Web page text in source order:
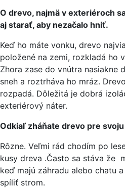
O drevo, najmä v exteriéroch
aj starať, aby nezačalo hniť.
Keď ho máte vonku, drevo
položené na zemi, rozkladá ho
Zhora zase do vnútra nasiakne
sneh a roztrháva ho mráz.
rozpadá. Dôležitá je dobrá
exteriérový náter.
Odkiaľ zháňate drevo pre
Rôzne. Veľmi rád chodím po
kusy dreva .Často sa stáva že
keď majú záhradu alebo chatu
spíliť strom.